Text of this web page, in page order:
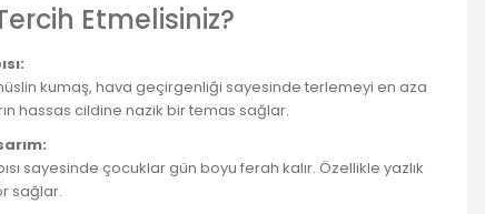
Etmelisiniz?
kumaş, hava geçirgenliği sayesinde terlemeyi en aza
hassas cildine nazik bir temas sağlar.
sayesinde çocuklar gün boyu ferah kalır. Özellikle yazlık
sağlar.